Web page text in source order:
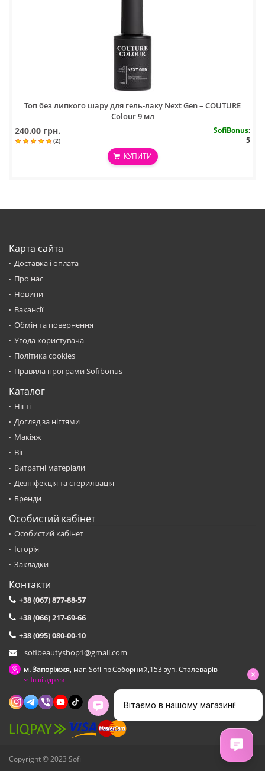
Топ без липкого шару для гель-лаку Next Gen – COUTURE
Colour 9 мл
240.00 грн.
(2)
SofiBonus:
5
КУПИТИ
Карта сайта
Доставка і оплата
Про нас
Новини
Вакансії
Обмін та повернення
Угода користувача
Політика cookies
Правила програми Sofibonus
Каталог
Нігті
Догляд за нігтями
Макіяж
Вії
Витратні матеріали
Дезінфекція та стерилізація
Бренди
Особистий кабінет
Особистий кабінет
Історія
Закладки
Контакти
+38 (067) 877-88-57
+38 (066) 217-69-66
+38 (095) 080-00-10
sofibeautyshop1@gmail.com
м. Запоріжжя, маг. Sofi пр.Соборний,153 зуп. Сталеварiв
Інші адреси
Copyright © 2023 Sofi